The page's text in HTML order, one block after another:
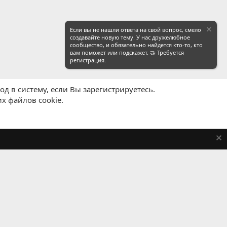
Если вы не нашли ответа на свой вопрос, смело
создавайте новую тему. У нас дружелюбное
сообщество, и обязательно найдется кто-то, кто
вам поможет или подскажет. 🤝 Требуется
регистрация.
в систему, если Вы зарегистрируетесь.
файлов cookie.